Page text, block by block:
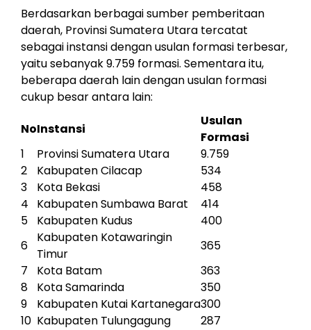
Berdasarkan berbagai sumber pemberitaan
daerah, Provinsi Sumatera Utara tercatat
sebagai instansi dengan usulan formasi terbesar,
yaitu sebanyak 9.759 formasi. Sementara itu,
beberapa daerah lain dengan usulan formasi
cukup besar antara lain:
NoInstansi
Usulan
Formasi
1
Provinsi Sumatera Utara
9.759
2
Kabupaten Cilacap
534
3
Kota Bekasi
458
4
Kabupaten Sumbawa Barat
414
5
Kabupaten Kudus
400
6
Kabupaten Kotawaringin
Timur
365
7
Kota Batam
363
8
Kota Samarinda
350
9
Kabupaten Kutai Kartanegara300
10 Kabupaten Tulungagung
287